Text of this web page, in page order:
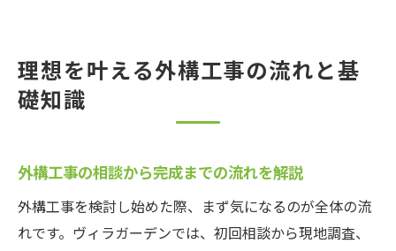
理想を叶える外構工事の流れと基
礎知識
外構工事の相談から完成までの流れを解説
外構工事を検討し始めた際、まず気になるのが全体の流
れです。ヴィラガーデンでは、初回相談から現地調査、